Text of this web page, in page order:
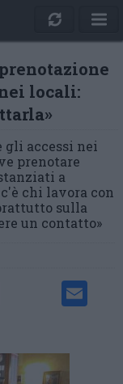
locali:
gli accessi nei
prenotare
a
chi lavora con
sulla
un contatto»